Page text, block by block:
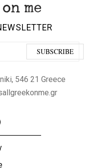
546 21 Greece